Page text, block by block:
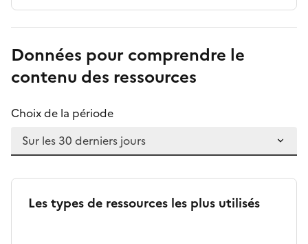
Données pour comprendre le
contenu des ressources
Choix de la période
Les types de ressources les plus utilisés